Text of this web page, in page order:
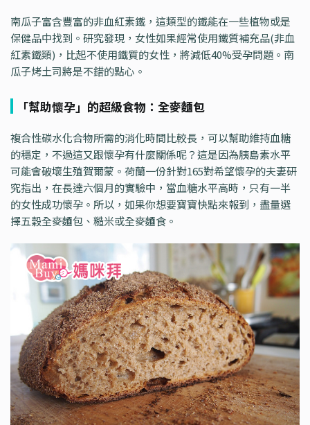
南瓜子富含豐富的非血紅素鐵，這類型的鐵能在一些植物或是
保健品中找到。研究發現，女性如果經常使用鐵質補充品(非血
紅素鐵類)，比起不使用鐵質的女性，將減低40%受孕問題。南
瓜子烤土司將是不錯的點心。
「幫助懷孕」的超級食物：全麥麵包
複合性碳水化合物所需的消化時間比較長，可以幫助維持血糖
的穩定，不過這又跟懷孕有什麼關係呢？這是因為胰島素水平
可能會破壞生殖賀爾蒙。荷蘭一份針對165對希望懷孕的夫妻研
究指出，在長達六個月的實驗中，當血糖水平高時，只有一半
的女性成功懷孕。所以，如果你想要寶寶快點來報到，盡量選
擇五穀全麥麵包、糙米或全麥麵食。